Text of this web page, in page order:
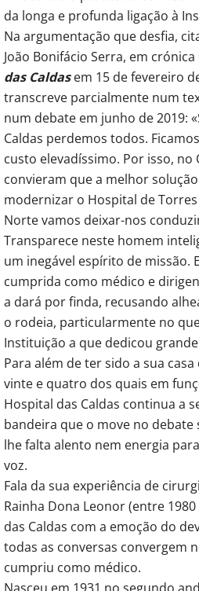
da longa e profunda ligação à
Na argumentação que desfia,
João Bonifácio Serra, em
das Caldasem 15 de fevereiro
transcreve parcialmente num
num debate em junho de 2019:
Caldas perdemos todos.
custo elevadíssimo. Por isso, no
convieram que a melhor
modernizar o Hospital de Torres
Norte vamos deixar-nos
Transparece neste homem
um inegável espírito de missão.
cumprida como médico e
a dará por finda, recusando
o rodeia, particularmente no
Instituição a que dedicou
Para além de ter sido a sua
vinte e quatro dos quais em
Hospital das Caldas continua a
bandeira que o move no
lhe falta alento nem energia
voz.
Fala da sua experiência de
Rainha Dona Leonor (entre
das Caldas com a emoção do
todas as conversas convergem
cumpriu como médico.